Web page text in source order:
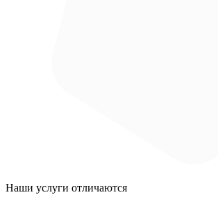
Наши услуги отличаются